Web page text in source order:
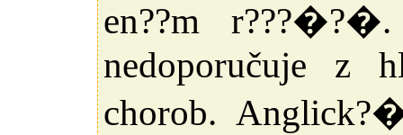
en??m
nedoporučuje z
chorob.